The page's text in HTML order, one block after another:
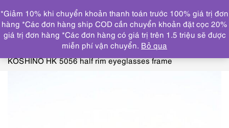
DANH MỤC
Trang chủ KÍNH MẮT
GỌNG KÍNH MỚI/CHƯA SỬ
5557-Gọng kính nữ-Mới/Chưa sử dụng-HIROKO
KOSHINO HK 5056 half rim eyeglasses frame
*Giảm 10% khi chuyển khoản thanh toán trước 100% giá trị đơn
hàng *Các đơn hàng ship COD cần chuyển khoản đặt cọc 20%
giá trị đơn hàng *Các đơn hàng có giá trị trên 1.5 triệu sẽ được
miễn phí vận chuyển. Bỏ qua